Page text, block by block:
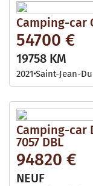
Camping-car
54700 €
19758 KM
2021 Saint-Jean-
Camping-car
7057 DBL
94820 €
NEUF